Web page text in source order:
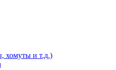
хомуты и т.д.)